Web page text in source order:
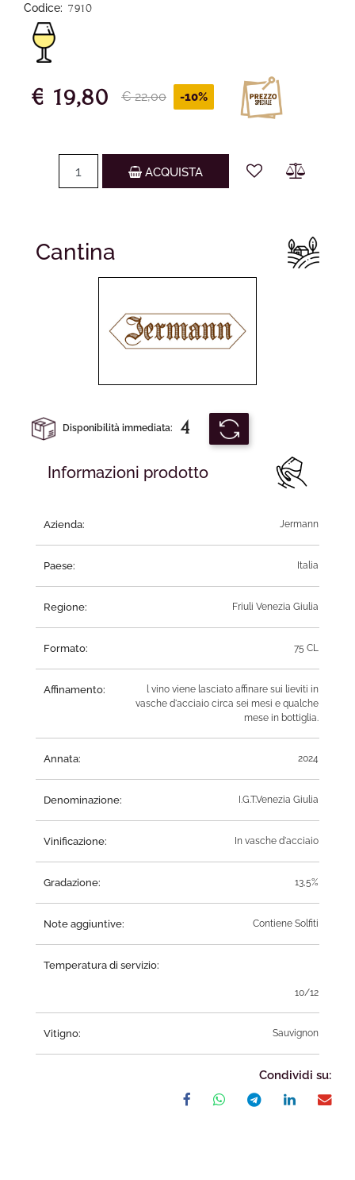
Codice: 7910
€ 22,00 -10%
€ 19,80
ACQUISTA
Cantina
Disponibilità immediata: 4
Informazioni prodotto
Azienda: Jermann
Paese: Italia
Regione: Friuli Venezia Giulia
Formato: 75 CL
Affinamento:
l vino viene lasciato affinare sui lieviti in
vasche d'acciaio circa sei mesi e qualche
mese in bottiglia.
Annata: 2024
Denominazione: I.G.T.Venezia Giulia
Vinificazione: In vasche d'acciaio
Gradazione: 13,5%
Note aggiuntive: Contiene Solfiti
Temperatura di servizio:
10/12
Vitigno: Sauvignon
Condividi su: